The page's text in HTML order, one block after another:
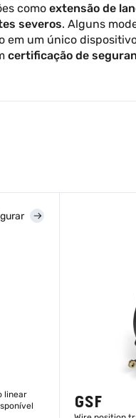
como extensão de
severos. Alguns
em um único
certificação de
linear
GSF